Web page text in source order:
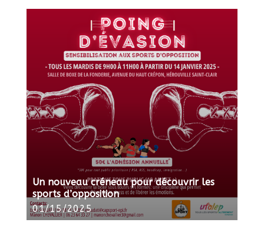
Un nouveau créneau pour découvrir les
sports d’opposition
01/15/2025